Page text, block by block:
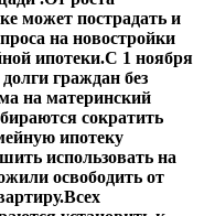
может пострадать и
на новостройки
ипотеки.С 1 ноября
граждан без
на материнский
сократить
ипотеку
использовать на
освободить от
Всех